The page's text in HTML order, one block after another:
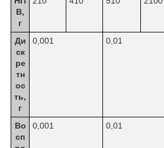
В,
г
Ди
ск
ре
тн
ос
ть,
г
0,001 0,01
Во
сп
0,001 0,01